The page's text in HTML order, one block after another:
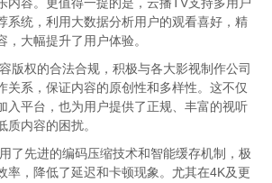
系统，利用大数据分析用户的观看喜好，精
大幅提升了用户体验。
版权的合法合规，积极与各大影视制作公司
关系，保证内容的原创性和多样性。这不仅
入平台，也为用户提供了正规、丰富的视听
内容的困扰。
了先进的编码压缩技术和智能缓存机制，极
率，降低了延迟和卡顿现象。尤其在4K及更